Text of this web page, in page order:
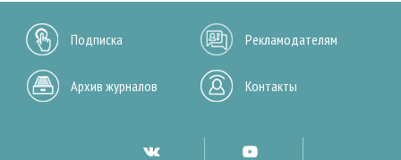
Подписка Рекламодателям
Архив журналов Контакты